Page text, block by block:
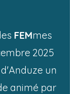
FEMmes
2025
un
animé par